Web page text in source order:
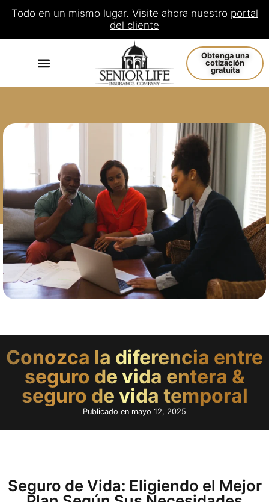
Todo en un mismo lugar. Visite ahora nuestro portal
del cliente
Obtenga una
cotización
gratuita
Conozca la diferencia entre
seguro de vida entera &
seguro de vida temporal
Publicado en mayo 12, 2025
Seguro de Vida: Eligiendo el Mejor